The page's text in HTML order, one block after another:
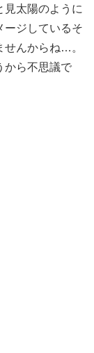
見太陽のように
ジしているそ
せんからね…。
から不思議で